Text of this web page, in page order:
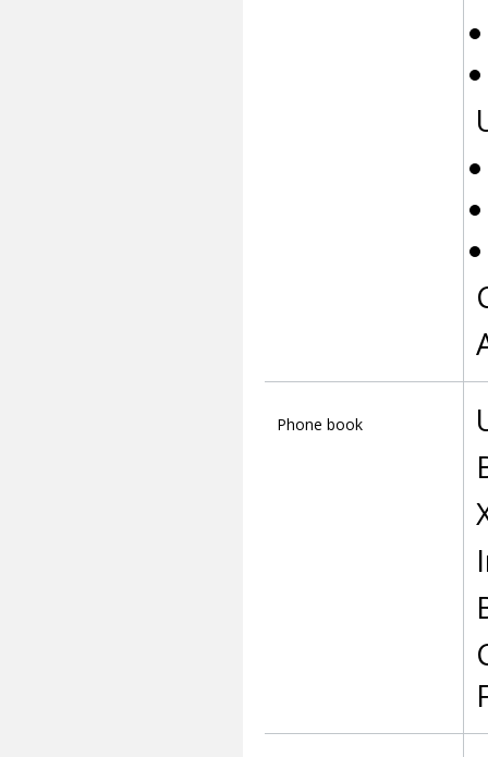
Phone book